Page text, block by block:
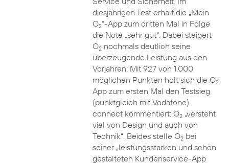
diesjährigen Test erhält die „Mein
O2“-App zum dritten Mal in Folge
die Note „sehr gut“. Dabei steigert
O2nochmals deutlich seine
überzeugende Leistung aus den
Vorjahren: Mit 927 von 1.000
möglichen Punkten holt sich die O2
App zum ersten Mal den Testsieg
(punktgleich mit Vodafone).
connect kommentiert: O2„versteht
viel von Design und auch von
Technik“. Beides stelle O2bei
seiner „leistungsstarken und schön
gestalteten Kundenservice-App